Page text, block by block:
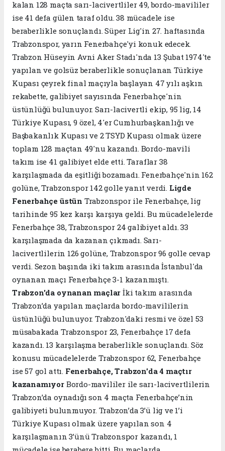
kalan 128 maçta sarı-lacivertliler 49, bordo-mavililer
ise 41 defa gülen taraf oldu. 38 mücadele ise
beraberlikle sonuçlandı. Süper Lig'in 27. haftasında
Trabzonspor, yarın Fenerbahçe'yi konuk edecek.
Trabzon Hüseyin Avni Aker Stadı'nda 13 Şubat 1974'te
yapılan ve golsüz beraberlikle sonuçlanan Türkiye
Kupası çeyrek final maçıyla başlayan 47 yılı aşkın
rekabette, galibiyet sayısında Fenerbahçe'nin
üstünlüğü bulunuyor. Sarı-lacivertli ekip, 95 lig, 14
Türkiye Kupası, 9 özel, 4'er Cumhurbaşkanlığı ve
Başbakanlık Kupası ve 2 TSYD Kupası olmak üzere
toplam 128 maçtan 49'nu kazandı. Bordo-mavili
takım ise 41 galibiyet elde etti. Taraflar 38
karşılaşmada da eşitliği bozamadı. Fenerbahçe'nin 162
golüne, Trabzonspor 142 golle yanıt verdi. Ligde
Fenerbahçe üstün Trabzonspor ile Fenerbahçe, lig
tarihinde 95 kez karşı karşıya geldi. Bu mücadelelerde
Fenerbahçe 38, Trabzonspor 24 galibiyet aldı. 33
karşılaşmada da kazanan çıkmadı. Sarı-
lacivertlilerin 126 golüne, Trabzonspor 96 golle cevap
verdi. Sezon başında iki takım arasında İstanbul'da
oynanan maçı Fenerbahçe 3-1 kazanmıştı.
Trabzon'da oynanan maçlar İki takım arasında
Trabzon’da yapılan maçlarda bordo-mavililerin
üstünlüğü bulunuyor. Trabzon'daki resmi ve özel 53
müsabakada Trabzonspor 23, Fenerbahçe 17 defa
kazandı. 13 karşılaşma beraberlikle sonuçlandı. Söz
konusu mücadelelerde Trabzonspor 62, Fenerbahçe
ise 57 gol attı. Fenerbahçe, Trabzon'da 4 maçtır
kazanamıyorBordo-mavililer ile sarı-lacivertlilerin
Trabzon’da oynadığı son 4 maçta Fenerbahçe’nin
galibiyeti bulunmuyor. Trabzon’da 3’ü lig ve 1’i
Türkiye Kupası olmak üzere yapılan son 4
karşılaşmanın 3’ünü Trabzonspor kazandı, 1